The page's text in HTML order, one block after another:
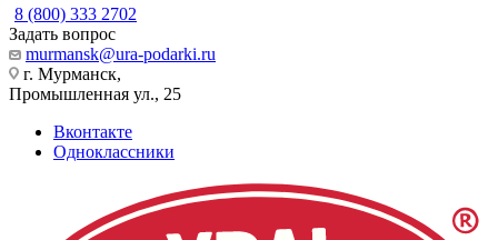
8 (800) 333 2702
Задать вопрос
murmansk@ura-podarki.ru
г. Мурманск,
Промышленная ул., 25
Вконтакте
Одноклассники